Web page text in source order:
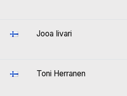
Jooa Iivari
Toni Herranen